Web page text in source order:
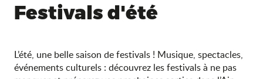
Festivals d'été
L’été, une belle saison de festivals ! Musique, spectacles,
événements culturels : découvrez les festivals à ne pas